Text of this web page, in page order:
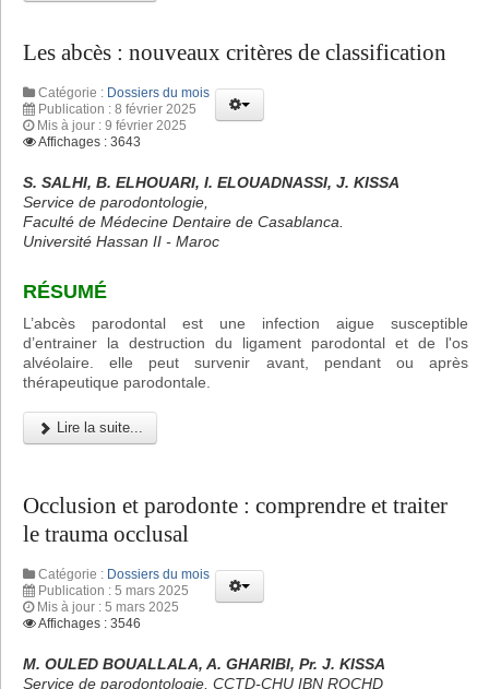
Les abcès : nouveaux critères de classification
Catégorie : Dossiers du mois
Publication : 8 février 2025
Mis à jour : 9 février 2025
Affichages : 3643
S. SALHI, B. ELHOUARI, I. ELOUADNASSI, J. KISSA
Service de parodontologie,
Faculté de Médecine Dentaire de Casablanca.
Université Hassan II - Maroc
RÉSUMÉ
L’abcès parodontal est une infection aigue susceptible
d’entrainer la destruction du ligament parodontal et de l'os
alvéolaire. elle peut survenir avant, pendant ou après
thérapeutique parodontale.
Lire la suite...
Occlusion et parodonte : comprendre et traiter
le trauma occlusal
Catégorie : Dossiers du mois
Publication : 5 mars 2025
Mis à jour : 5 mars 2025
Affichages : 3546
M. OULED BOUALLALA, A. GHARIBI, Pr. J. KISSA
Service de parodontologie, CCTD-CHU IBN ROCHD